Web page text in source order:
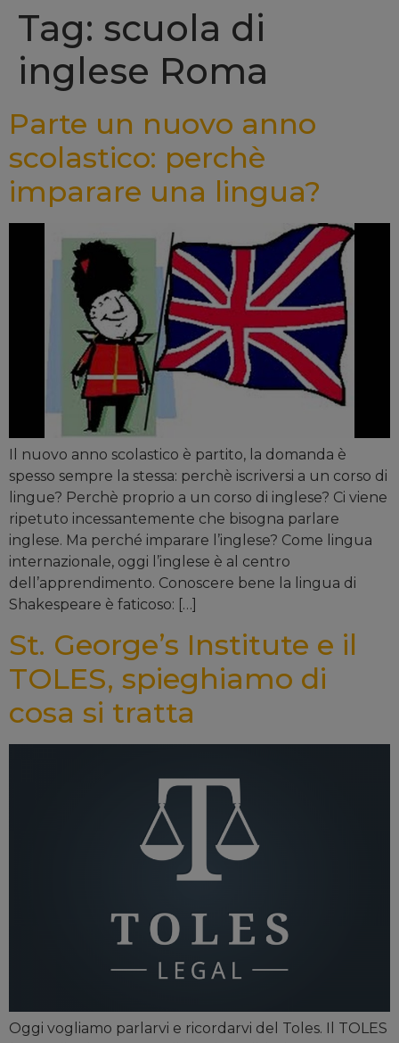
Tag: scuola di
inglese Roma
Parte un nuovo anno
scolastico: perchè
imparare una lingua?
Il nuovo anno scolastico è partito, la domanda è
spesso sempre la stessa: perchè iscriversi a un corso di
lingue? Perchè proprio a un corso di inglese? Ci viene
ripetuto incessantemente che bisogna parlare
inglese. Ma perché imparare l’inglese? Come lingua
internazionale, oggi l’inglese è al centro
dell’apprendimento. Conoscere bene la lingua di
Shakespeare è faticoso: […]
St. George’s Institute e il
TOLES, spieghiamo di
cosa si tratta
Oggi vogliamo parlarvi e ricordarvi del Toles. Il TOLES